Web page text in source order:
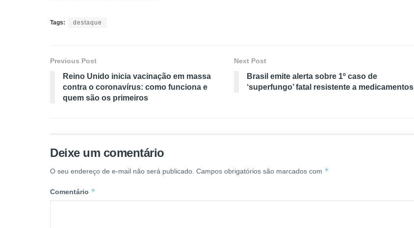
Tags: destaque
Previous Post
Reino Unido inicia vacinação em massa
contra o coronavírus: como funciona e
quem são os primeiros
Next Post
Brasil emite alerta sobre 1º caso de
‘superfungo’ fatal resistente a medicamentos
Deixe um comentário
O seu endereço de e-mail não será publicado. Campos obrigatórios são marcados com *
Comentário *